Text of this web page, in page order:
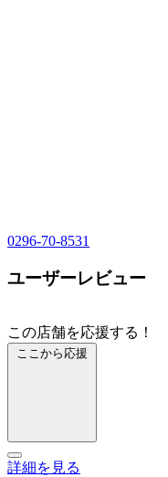
0296-70-8531
ユーザーレビュー
この店舗を応援する！
ここから応援
詳細を見る